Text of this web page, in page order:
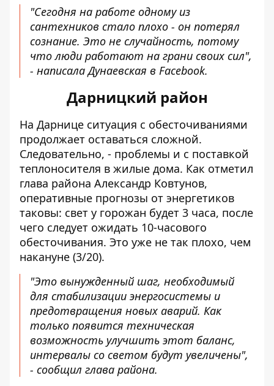
"Сегодня на работе одному из
сантехников стало плохо - он потерял
сознание. Это не случайность, потому
что люди работают на грани своих сил",
- написала Дунаевская в Facebook.
Дарницкий район
На Дарнице ситуация с обесточиваниями
продолжает оставаться сложной.
Следовательно, - проблемы и с поставкой
теплоносителя в жилые дома. Как отметил
глава района Александр Ковтунов,
оперативные прогнозы от энергетиков
таковы: свет у горожан будет 3 часа, после
чего следует ожидать 10-часового
обесточивания. Это уже не так плохо, чем
накануне (3/20).
"Это вынужденный шаг, необходимый
для стабилизации энергосистемы и
предотвращения новых аварий. Как
только появится техническая
возможность улучшить этот баланс,
интервалы со светом будут увеличены",
- сообщил глава района.